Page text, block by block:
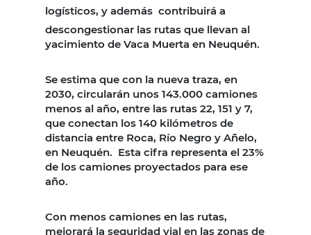
logísticos, y además contribuirá a
descongestionar las rutas que llevan al
yacimiento de Vaca Muerta en Neuquén.
Se estima que con la nueva traza, en
2030, circularán unos 143.000 camiones
menos al año, entre las rutas 22, 151 y 7,
que conectan los 140 kilómetros de
distancia entre Roca, Río Negro y Añelo,
en Neuquén. Esta cifra representa el 23%
de los camiones proyectados para ese
año.
Con menos camiones en las rutas,
mejorará la seguridad vial en las zonas de